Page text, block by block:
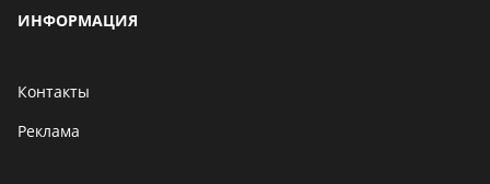
ИНФОРМАЦИЯ
Контакты
Реклама